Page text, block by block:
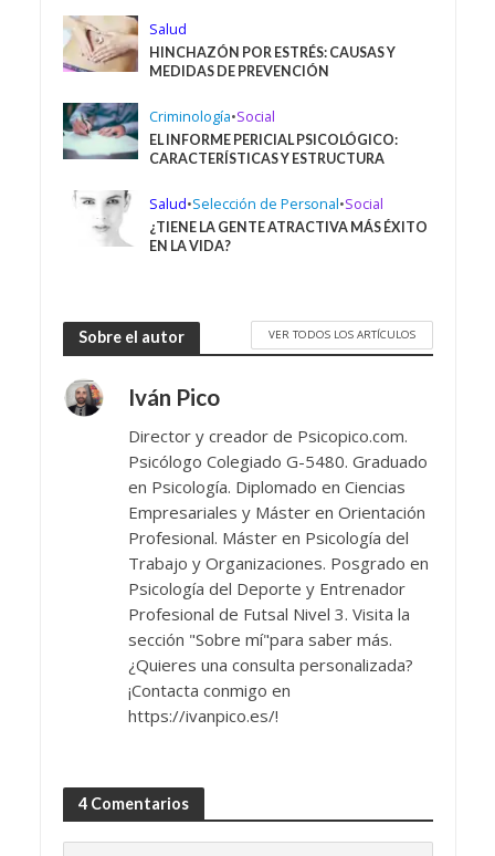
Salud
HINCHAZÓN POR ESTRÉS: CAUSAS Y
MEDIDAS DE PREVENCIÓN
Criminología•Social
EL INFORME PERICIAL PSICOLÓGICO:
CARACTERÍSTICAS Y ESTRUCTURA
Salud•Selección de Personal•Social
¿TIENE LA GENTE ATRACTIVA MÁS ÉXITO
EN LA VIDA?
Sobre el autor VER TODOS LOS ARTÍCULOS
Iván Pico
Director y creador de Psicopico.com.
Psicólogo Colegiado G-5480. Graduado
en Psicología. Diplomado en Ciencias
Empresariales y Máster en Orientación
Profesional. Máster en Psicología del
Trabajo y Organizaciones. Posgrado en
Psicología del Deporte y Entrenador
Profesional de Futsal Nivel 3. Visita la
sección "Sobre mí"para saber más.
¿Quieres una consulta personalizada?
¡Contacta conmigo en
https://ivanpico.es/!
4 Comentarios